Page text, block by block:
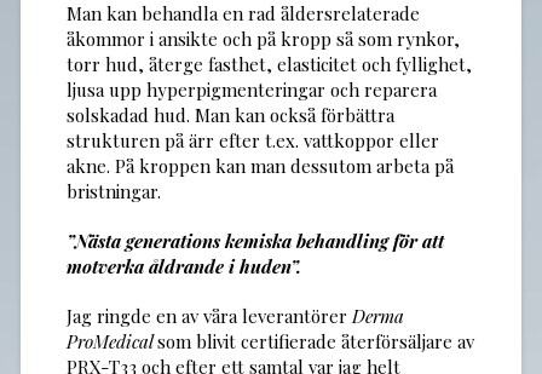
Man kan behandla en rad åldersrelaterade
åkommor i ansikte och på kropp så som rynkor,
torr hud, återge fasthet, elasticitet och fyllighet,
ljusa upp hyperpigmenteringar och reparera
solskadad hud. Man kan också förbättra
strukturen på ärr efter t.ex. vattkoppor eller
akne. På kroppen kan man dessutom arbeta på
bristningar.
”Nästa generations kemiska behandling för att
motverka åldrande i huden”.
Jag ringde en av våra leverantörer Derma
ProMedicalsom blivit certifierade återförsäljare av
PRX-T33 och efter ett samtal var jag helt